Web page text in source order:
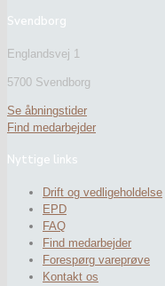
Svendborg
Englandsvej 1
5700 Svendborg
Se åbningstider
Find medarbejder
Nyttige links
Drift og vedligeholdelse
EPD
FAQ
Find medarbejder
Forespørg vareprøve
Kontakt os